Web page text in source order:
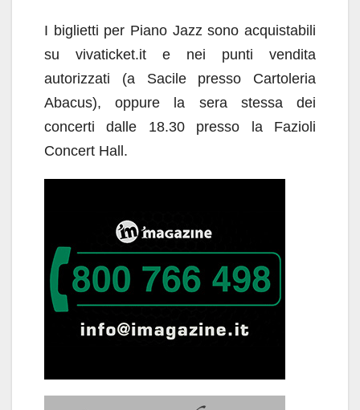
I biglietti per Piano Jazz sono acquistabili
su vivaticket.it e nei punti vendita
autorizzati (a Sacile presso Cartoleria
Abacus), oppure la sera stessa dei
concerti dalle 18.30 presso la Fazioli
Concert Hall.